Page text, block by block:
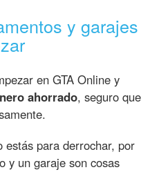
y garajes
en GTA Online y
ahorrado, seguro que
para derrochar, por
y un garaje son cosas